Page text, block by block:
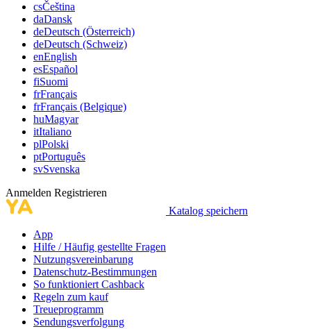
csČeština
daDansk
deDeutsch (Österreich)
deDeutsch (Schweiz)
enEnglish
esEspañol
fiSuomi
frFrançais
frFrançais (Belgique)
huMagyar
itItaliano
plPolski
ptPortuguês
svSvenska
Anmelden Registrieren
Katalog speichern
App
Hilfe / Häufig gestellte Fragen
Nutzungsvereinbarung
Datenschutz-Bestimmungen
So funktioniert Cashback
Regeln zum kauf
Treueprogramm
Sendungsverfolgung